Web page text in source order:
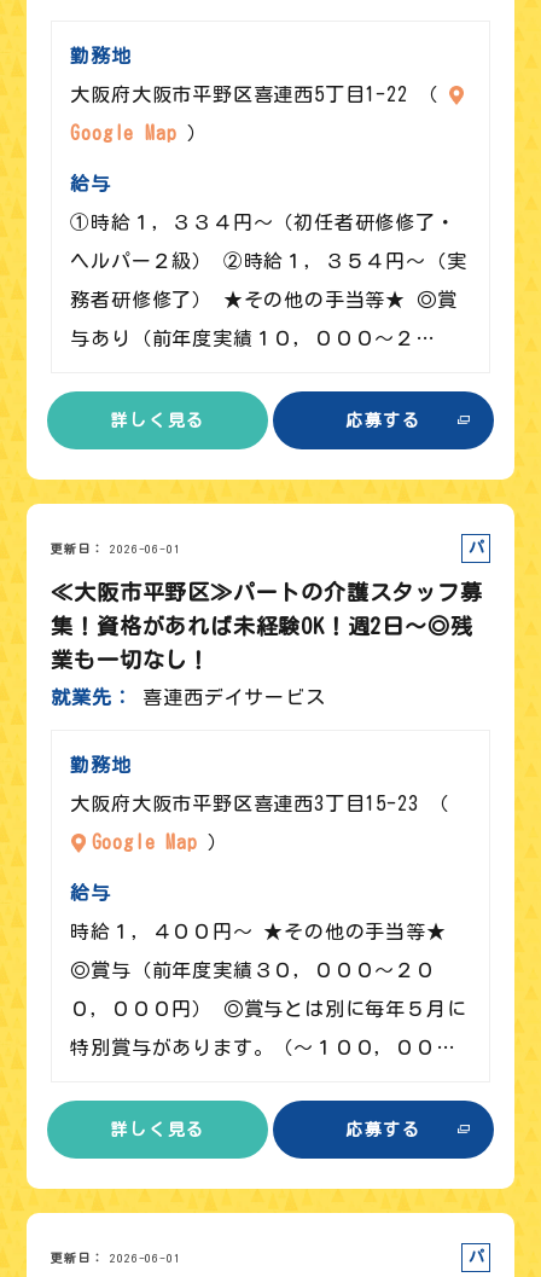
勤務地
大阪府大阪市平野区喜連西5丁目1-22 （
Google Map ）
給与
①時給１，３３４円～（初任者研修修了・
ヘルパー２級） ②時給１，３５４円～（実
務者研修修了） ★その他の手当等★ ◎賞
与あり（前年度実績１０，０００～２…
詳しく見る 応募する
更新日 2026-06-01
≪大阪市平野区≫パートの介護スタッフ募
集！資格があれば未経験OK！週2日～◎残
業も一切なし！
就業先 喜連西デイサービス
勤務地
大阪府大阪市平野区喜連西3丁目15-23 （
Google Map ）
給与
時給１，４００円～ ★その他の手当等★
◎賞与（前年度実績３０，０００～２０
０，０００円） ◎賞与とは別に毎年５月に
特別賞与があります。（～１００，００…
詳しく見る 応募する
更新日 2026-06-01